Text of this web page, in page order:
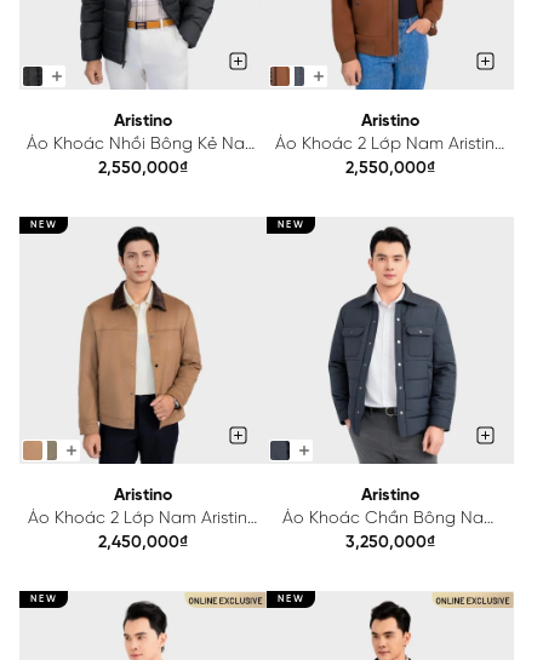
Aristino
Áo Khoác Nhồi Bông Kẻ Nam
Aristino AJK010BS0
2,550,000₫
Aristino
Áo Khoác 2 Lớp Nam Aristino
Regular Fit AJK012BS0
2,550,000₫
NEW
Aristino
Áo Khoác 2 Lớp Nam Aristino
Regular Fit AJK025BS0
2,450,000₫
NEW
Aristino
Áo Khoác Chần Bông Nam
Kẻ Aristino Regular Fit
3,250,000₫
NEW NEW